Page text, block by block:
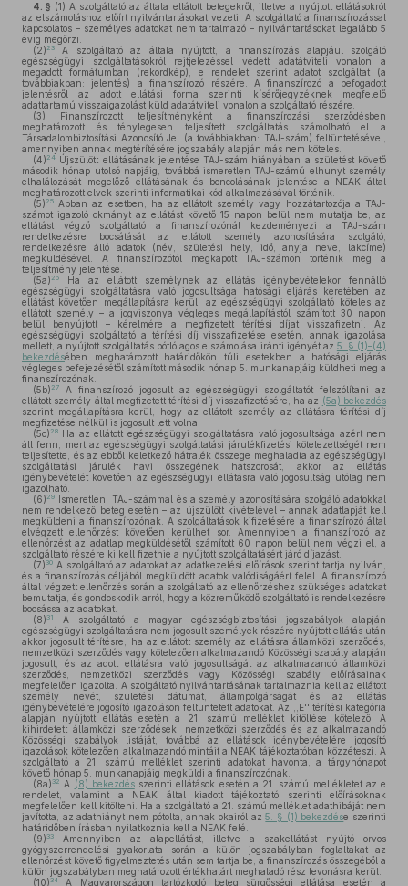
4. § (1) A szolgáltató az általa ellátott betegekről, illetve a nyújtott ellátásokról
az elszámoláshoz előírt nyilvántartásokat vezeti. A szolgáltató a finanszírozással
kapcsolatos – személyes adatokat nem tartalmazó – nyilvántartásokat legalább 5
évig megőrzi.
(2) 23
A szolgáltató az általa nyújtott, a finanszírozás alapjául szolgáló
egészségügyi szolgáltatásokról rejtjelezéssel védett adatátviteli vonalon a
megadott formátumban (rekordkép), e rendelet szerint adatot szolgáltat (a
továbbiakban: jelentés) a finanszírozó részére. A finanszírozó a befogadott
jelentésről az adott ellátási forma szerinti kísérőjegyzéknek megfelelő
adattartamú visszaigazolást küld adatátviteli vonalon a szolgáltató részére.
(3) Finanszírozott teljesítményként a finanszírozási szerződésben
meghatározott és ténylegesen teljesített szolgáltatás számolható el a
Társadalombiztosítási Azonosító Jel (a továbbiakban: TAJ-szám) feltüntetésével,
amennyiben annak megtérítésére jogszabály alapján más nem köteles.
(4) 24 Újszülött ellátásának jelentése TAJ-szám hiányában a születést követő
második hónap utolsó napjáig, továbbá ismeretlen TAJ-számú elhunyt személy
elhalálozását megelőző ellátásának és boncolásának jelentése a NEAK által
meghatározott elvek szerinti informatikai kód alkalmazásával történik.
(5) 25 Abban az esetben, ha az ellátott személy vagy hozzátartozója a TAJ-
számot igazoló okmányt az ellátást követő 15 napon belül nem mutatja be, az
ellátást végző szolgáltató a finanszírozónál kezdeményezi a TAJ-szám
rendelkezésre bocsátását az ellátott személy azonosítására szolgáló,
rendelkezésre álló adatok (név, születési hely, idő, anyja neve, lakcíme)
megküldésével. A finanszírozótól megkapott TAJ-számon történik meg a
teljesítmény jelentése.
(5a) 26
Ha az ellátott személynek az ellátás igénybevételekor fennálló
egészségügyi szolgáltatásra való jogosultsága hatósági eljárás keretében az
ellátást követően megállapításra kerül, az egészségügyi szolgáltató köteles az
ellátott személy – a jogviszonya végleges megállapítástól számított 30 napon
belül benyújtott – kérelmére a megfizetett térítési díjat visszafizetni. Az
egészségügyi szolgáltató a térítési díj visszafizetése esetén, annak igazolása
mellett, a nyújtott szolgáltatás pótlólagos elszámolása iránti igényét az 5. § (1)–(4)
bekezdésében meghatározott határidőkön túli esetekben a hatósági eljárás
végleges befejezésétől számított második hónap 5. munkanapjáig küldheti meg a
finanszírozónak.
(5b) 27
A finanszírozó jogosult az egészségügyi szolgáltatót felszólítani az
ellátott személy által megfizetett térítési díj visszafizetésére, ha az (5a) bekezdés
szerint megállapításra kerül, hogy az ellátott személy az ellátásra térítési díj
megfizetése nélkül is jogosult lett volna.
(5c) 28 Ha az ellátott egészségügyi szolgáltatásra való jogosultsága azért nem
áll fenn, mert az egészségügyi szolgáltatási járulékfizetési kötelezettségét nem
teljesítette, és az ebből keletkező hátralék összege meghaladta az egészségügyi
szolgáltatási járulék havi összegének hatszorosát, akkor az ellátás
igénybevételét követően az egészségügyi ellátásra való jogosultság utólag nem
igazolható.
(6) 29 Ismeretlen, TAJ-számmal és a személy azonosítására szolgáló adatokkal
nem rendelkező beteg esetén – az újszülött kivételével – annak adatlapját kell
megküldeni a finanszírozónak. A szolgáltatások kifizetésére a finanszírozó által
elvégzett ellenőrzést követően kerülhet sor. Amennyiben a finanszírozó az
ellenőrzést az adatlap megküldésétől számított 60 napon belül nem végzi el, a
szolgáltató részére ki kell fizetnie a nyújtott szolgáltatásért járó díjazást.
(7) 30 A szolgáltató az adatokat az adatkezelési előírások szerint tartja nyilván,
és a finanszírozás céljából megküldött adatok valódiságáért felel. A finanszírozó
által végzett ellenőrzés során a szolgáltató az ellenőrzéshez szükséges adatokat
bemutatja, és gondoskodik arról, hogy a közreműködő szolgáltató is rendelkezésre
bocsássa az adatokat.
(8) 31
A szolgáltató a magyar egészségbiztosítási jogszabályok alapján
egészségügyi szolgáltatásra nem jogosult személyek részére nyújtott ellátás után
akkor jogosult térítésre, ha az ellátott személy az ellátásra államközi szerződés,
nemzetközi szerződés vagy kötelezően alkalmazandó Közösségi szabály alapján
jogosult, és az adott ellátásra való jogosultságát az alkalmazandó államközi
szerződés, nemzetközi szerződés vagy Közösségi szabály előírásainak
megfelelően igazolta. A szolgáltató nyilvántartásának tartalmaznia kell az ellátott
személy nevét, születési dátumát, állampolgárságát és az ellátás
igénybevételére jogosító igazoláson feltüntetett adatokat. Az ,,E'' térítési kategória
alapján nyújtott ellátás esetén a 21. számú melléklet kitöltése kötelező. A
kihirdetett államközi szerződések, nemzetközi szerződés és az alkalmazandó
Közösségi szabályok listáját, továbbá az ellátások igénybevételére jogosító
igazolások kötelezően alkalmazandó mintáit a NEAK tájékoztatóban közzéteszi. A
szolgáltató a 21. számú melléklet szerinti adatokat havonta, a tárgyhónapot
követő hónap 5. munkanapjáig megküldi a finanszírozónak.
(8a) 32 A (8) bekezdésszerinti ellátások esetén a 21. számú mellékletet az e
rendelet, valamint a NEAK által kiadott tájékoztató szerinti előírásoknak
megfelelően kell kitölteni. Ha a szolgáltató a 21. számú melléklet adathibáját nem
javította, az adathiányt nem pótolta, annak okairól az5. § (1) bekezdése szerinti
határidőben írásban nyilatkoznia kell a NEAK felé.
(9) 33
Amennyiben az alapellátást, illetve a szakellátást nyújtó orvos
gyógyszerrendelési gyakorlata során a külön jogszabályban foglaltakat az
ellenőrzést követő figyelmeztetés után sem tartja be, a finanszírozás összegéből a
külön jogszabályban meghatározott értékhatárt meghaladó rész levonásra kerül.
(10) 34
A Magyarországon tartózkodó beteg sürgősségi ellátása esetén a